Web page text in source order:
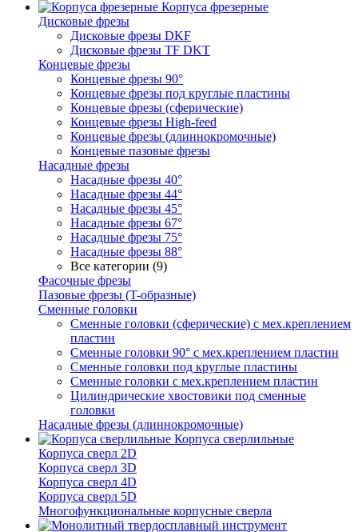
Корпуса фрезерные
Дисковые фрезы
Дисковые фрезы DKF
Дисковые фрезы TF DKT
Концевые фрезы
Концевые фрезы 90°
Концевые фрезы под круглые пластины
Концевые фрезы (сферические)
Концевые фрезы High-feed
Концевые фрезы (длиннокромочные)
Концевые пазовые фрезы
Насадные фрезы
Насадные фрезы 40°
Насадные фрезы 44°
Насадные фрезы 45°
Насадные фрезы 67°
Насадные фрезы 75°
Насадные фрезы 88°
Все категории (9)
Фасочные фрезы
Пазовые фрезы (T-образные)
Сменные головки
Сменные головки (сферические) с мех.креплением
пластин
Сменные головки 90° с мех.креплением пластин
Сменные головки под круглые пластины
Сменные головки с мех.креплением пластин
Цилиндрические хвостовики под сменные
головки
Насадные фрезы (длиннокромочные)
Корпуса сверлильные
Корпуса сверл 2D
Корпуса сверл 3D
Корпуса сверл 4D
Корпуса сверл 5D
Многофункциональные корпусные сверла